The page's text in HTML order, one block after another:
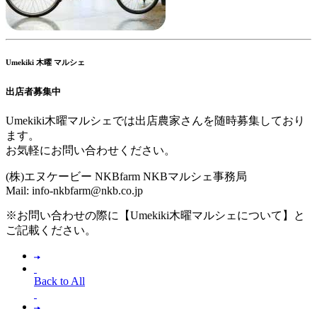
Umekiki 木曜 マルシェ
出店者募集中
Umekiki木曜マルシェでは出店農家さんを随時募集しており
ます。
お気軽にお問い合わせください。
(株)エヌケービー NKBfarm NKBマルシェ事務局
Mail: info-nkbfarm@nkb.co.jp
※お問い合わせの際に【Umekiki木曜マルシェについて】と
ご記載ください。
Back to All